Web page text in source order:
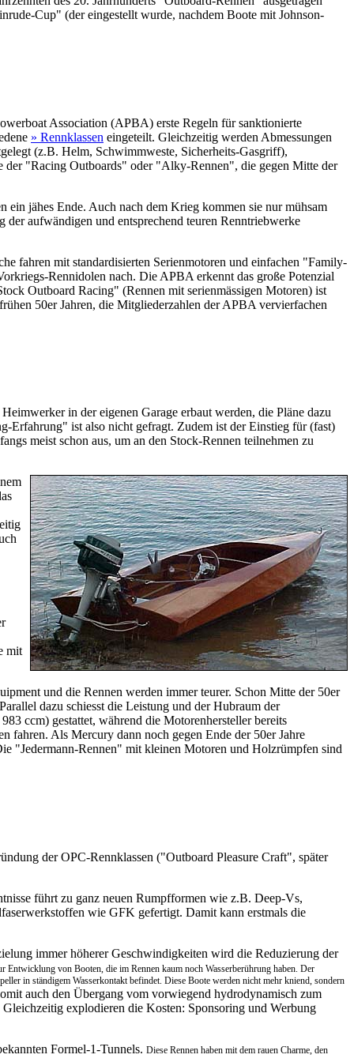
Cup" (der eingestellt wurde, nachdem Boote mit Johnson-
Association (APBA) erste Regeln für sanktionierte
» Rennklassen eingeteilt. Gleichzeitig werden Abmessungen
(z.B. Helm, Schwimmweste, Sicherheits-Gasgriff),
der "Racing Outboards" oder "Alky-Rennen", die gegen Mitte der
ein jähes Ende. Auch nach dem Krieg kommen sie nur mühsam
aufwändigen und entsprechend teuren Renntriebwerke
fahren mit standardisierten Serienmotoren und einfachen "Family-
Rennidolen nach. Die APBA erkennt das große Potenzial
Outboard Racing" (Rennen mit serienmässigen Motoren) ist
50er Jahren, die Mitgliederzahlen der APBA vervierfachen
in der eigenen Garage erbaut werden, die Pläne dazu
Erfahrung" ist also nicht gefragt. Zudem ist der Einstieg für (fast)
meist schon aus, um an den Stock-Rennen teilnehmen zu
mit
und die Rennen werden immer teurer. Schon Mitte der 50er
dazu schiesst die Leistung und der Hubraum der
ccm) gestattet, während die Motorenhersteller bereits
fahren. Als Mercury dann noch gegen Ende der 50er Jahre
"Jedermann-Rennen" mit kleinen Motoren und Holzrümpfen sind
der OPC-Rennklassen ("Outboard Pleasure Craft", später
führt zu ganz neuen Rumpfformen wie z.B. Deep-Vs,
wie GFK gefertigt. Damit kann erstmals die
immer höherer Geschwindigkeiten wird die Reduzierung der
von Booten, die im Rennen kaum noch Wasserberührung haben. Der
in ständigem Wasserkontakt befindet. Diese Boote werden nicht mehr kniend, sondern
auch den Übergang vom vorwiegend hydrodynamisch zum
explodieren die Kosten: Sponsoring und Werbung
Formel-1-Tunnels. Diese Rennen haben mit dem rauen Charme, den